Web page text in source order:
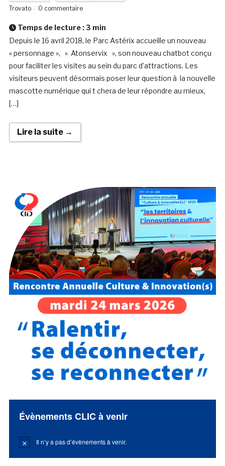
Trovato
0 commentaire
Temps de lecture : 3 min
Depuis le 16 avril 2018, le Parc Astérix accueille un nouveau
« personnage », « Atonservix », son nouveau chatbot conçu
pour faciliter les visites au sein du parc d’attractions. Les
visiteurs peuvent désormais poser leur question à la nouvelle
mascotte numérique qui t chera de leur répondre au mieux,
[…]
Lire la suite →
Évènements CLIC à venir
Notice Il n’y a pas d’évènements à venir.